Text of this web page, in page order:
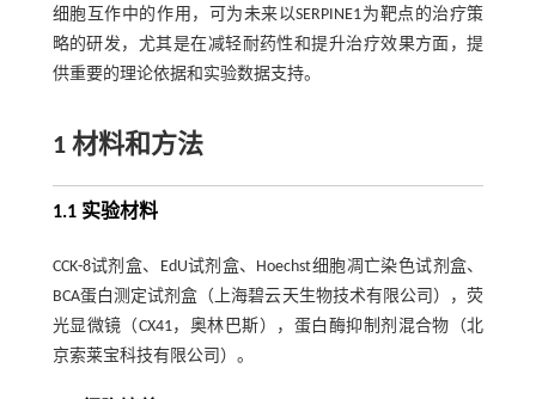
细胞互作中的作用，可为未来以SERPINE1为靶点的治疗策
略的研发，尤其是在减轻耐药性和提升治疗效果方面，提
供重要的理论依据和实验数据支持。
1 材料和方法
1.1 实验材料
CCK-8试剂盒、EdU试剂盒、Hoechst细胞凋亡染色试剂盒、
BCA蛋白测定试剂盒（上海碧云天生物技术有限公司），荧
光显微镜（CX41，奥林巴斯），蛋白酶抑制剂混合物（北
京索莱宝科技有限公司）。